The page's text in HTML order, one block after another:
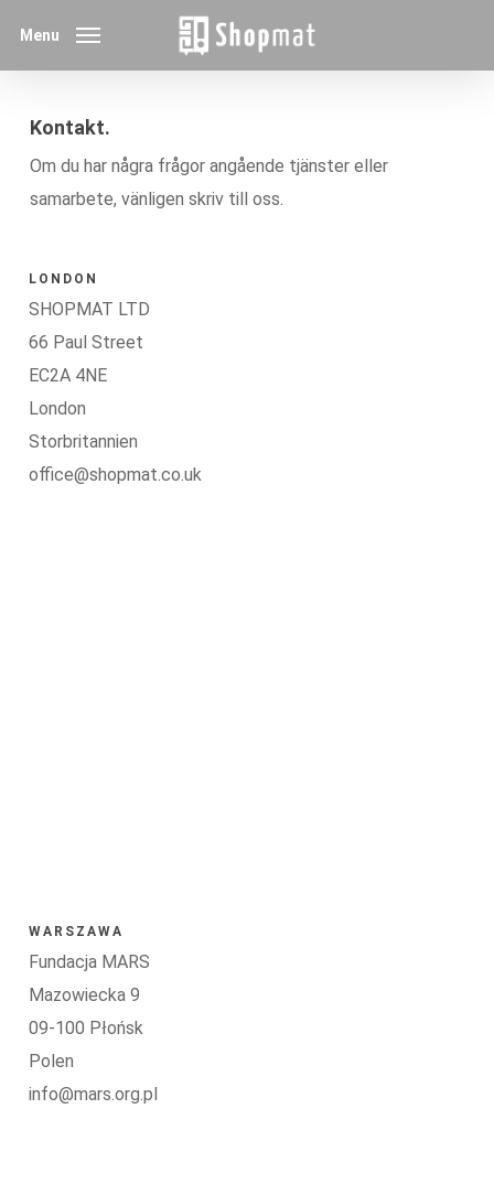
Menu
Kontakt.
Om du har några frågor angående tjänster eller
samarbete, vänligen skriv till oss.
LONDON
SHOPMAT LTD
66 Paul Street
EC2A 4NE
London
Storbritannien
office@shopmat.co.uk
WARSZAWA
Fundacja MARS
Mazowiecka 9
09-100 Płońsk
Polen
info@mars.org.pl